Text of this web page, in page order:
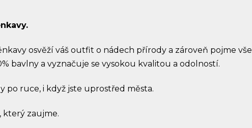
osvěží váš outfit o nádech přírody a zároveň pojme vše
bavlny a vyznačuje se vysokou kvalitou a odolností.
ruce, i když jste uprostřed města.
který zaujme.